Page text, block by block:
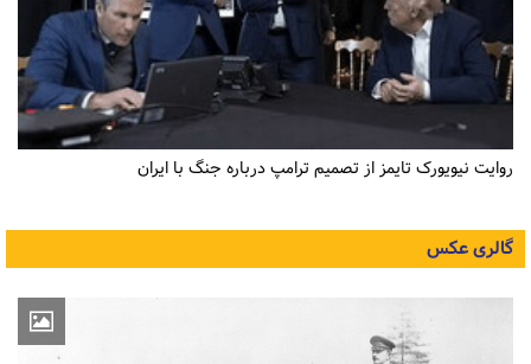
روایت نیویورک تایمز از تصمیم ترامپ درباره جنگ با ایران
گالری عکس